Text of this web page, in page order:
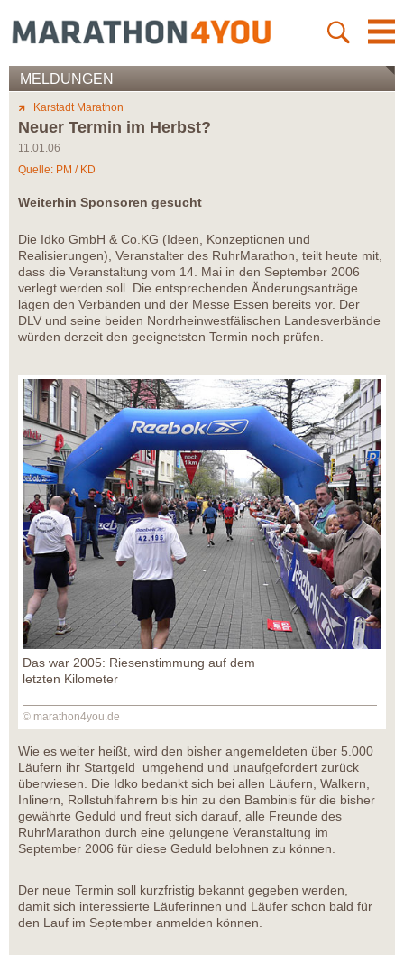
MELDUNGEN
Karstadt Marathon
Neuer Termin im Herbst?
11.01.06
Quelle: PM / KD
Weiterhin Sponsoren gesucht
Die Idko GmbH & Co.KG (Ideen, Konzeptionen und
Realisierungen), Veranstalter des RuhrMarathon, teilt heute mit,
dass die Veranstaltung vom 14. Mai in den September 2006
verlegt werden soll. Die entsprechenden Änderungsanträge
lägen den Verbänden und der Messe Essen bereits vor. Der
DLV und seine beiden Nordrheinwestfälischen Landesverbände
würden derzeit den geeignetsten Termin noch prüfen.
Das war 2005: Riesenstimmung auf dem
letzten Kilometer
© marathon4you.de
Wie es weiter heißt, wird den bisher angemeldeten über 5.000
Läufern ihr Startgeld umgehend und unaufgefordert zurück
überwiesen. Die Idko bedankt sich bei allen Läufern, Walkern,
Inlinern, Rollstuhlfahrern bis hin zu den Bambinis für die bisher
gewährte Geduld und freut sich darauf, alle Freunde des
RuhrMarathon durch eine gelungene Veranstaltung im
September 2006 für diese Geduld belohnen zu können.
Der neue Termin soll kurzfristig bekannt gegeben werden,
damit sich interessierte Läuferinnen und Läufer schon bald für
den Lauf im September anmelden können.